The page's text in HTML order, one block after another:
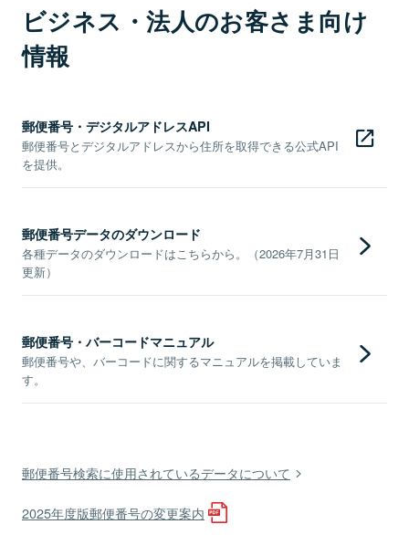
ビジネス・法人のお客さま向け
情報
郵便番号・デジタルアドレスAPI
郵便番号とデジタルアドレスから住所を取得できる公式API
を提供。
郵便番号データのダウンロード
各種データのダウンロードはこちらから。（2026年7月31日
更新）
郵便番号・バーコードマニュアル
郵便番号や、バーコードに関するマニュアルを掲載していま
す。
郵便番号検索に使用されているデータについて
2025年度版郵便番号の変更案内